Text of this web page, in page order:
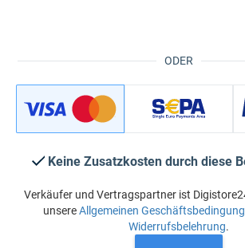
ODER
Keine Zusatzkosten durch diese
Verkäufer und Vertragspartner ist
unsereAllgemeinen
Widerrufsbelehrung.